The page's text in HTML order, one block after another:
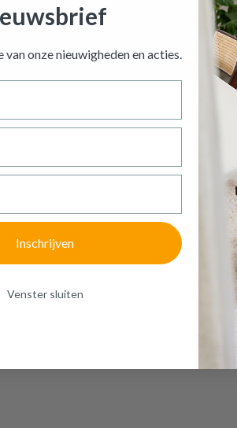
MALBORD Glas Smoke/Metal
SALONTAFEL
Productnummer: Y15150035405
€ 163,20
Prijs per stuk, incl. btw en excl.
GA NAAR WINKELMANDJE
onze nieuwigheden enacties.
Inschrijven
Venster sluiten